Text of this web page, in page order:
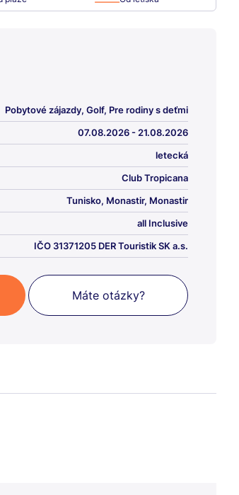
Pobytové zájazdy, Golf, Pre rodiny s deťmi
07.08.2026 - 21.08.2026
letecká
Club Tropicana
Tunisko, Monastir, Monastir
all Inclusive
IČO 31371205 DER Touristik SK a.s.
Máte otázky?